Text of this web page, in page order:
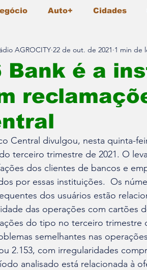
Auto+ Cidades
Esportes Gastronomia
Meio Ambiente
Bank é a
AGROCITY 22 de out. de 2021 1 min de
Central divulgou, nesta quinta-
terceiro trimestre de 2021. O
dos clientes de bancos e
por essas instituições.  Os
dos usuários estão
das operações com cartões
do tipo no terceiro trimestre
semelhantes nas
2.153, com irregularidades
analisado está relacionada à